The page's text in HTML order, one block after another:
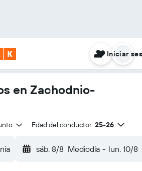
Iniciar
en Zachodnio-
Edad del conductor: 25-26
sáb. 8/8 Mediodía - lun. 10/8